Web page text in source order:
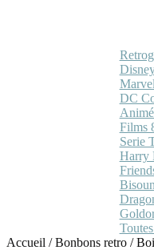
Marvel
DC
Films
Serie
Harry
Accueil /Bonbons retro /